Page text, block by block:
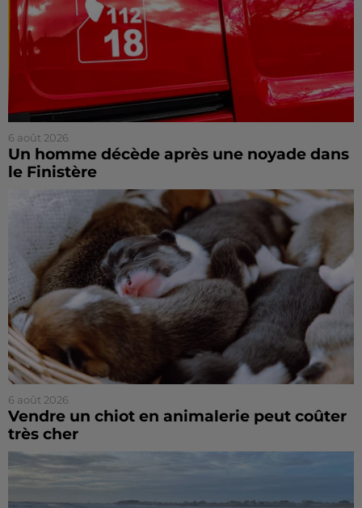
6 août 2026
Un homme décède après une noyade dans
le Finistère
6 août 2026
Vendre un chiot en animalerie peut coûter
très cher